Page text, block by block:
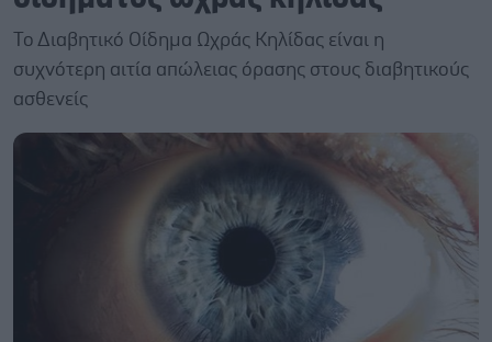
Το Διαβητικό Οίδημα Ωχράς Κηλίδας είναι η
συχνότερη αιτία απώλειας όρασης στους διαβητικούς
ασθενείς